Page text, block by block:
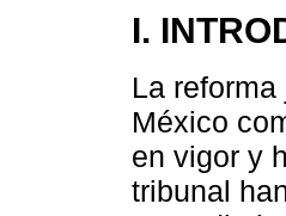
I.
La
México
en vigor y
tribunal